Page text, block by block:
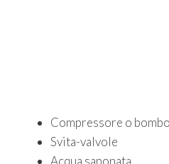
Compressore o
Svita-valvole
Acqua saponata